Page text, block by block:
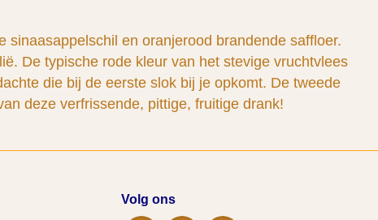
en oranjerood brandende saffloer.
De typische rode kleur van het stevige vruchtvlees
die bij de eerste slok bij je opkomt. De tweede
deze verfrissende, pittige, fruitige drank!
Volg ons